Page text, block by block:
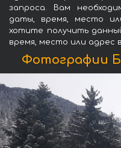
запроса. Вам
даты, время, место
хотите получить
время, место или адрес
Фотографии